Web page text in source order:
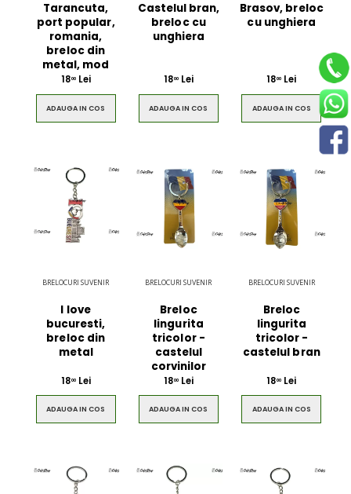
Tarancuta,
port popular,
romania,
breloc din
metal, mod
1800Lei
ADAUGA IN COS
Castelul bran,
breloc cu
unghiera
1800Lei
ADAUGA IN COS
Brasov, breloc
cu unghiera
1800 Lei
ADAUGA IN COS
BRELOCURI SUVENIR
I love
bucuresti,
breloc din
metal
1800Lei
ADAUGA IN COS
BRELOCURI SUVENIR
Breloc
lingurita
tricolor -
castelul
corvinilor
1800Lei
ADAUGA IN COS
BRELOCURI SUVENIR
Breloc
lingurita
tricolor -
castelul bran
1800 Lei
ADAUGA IN COS